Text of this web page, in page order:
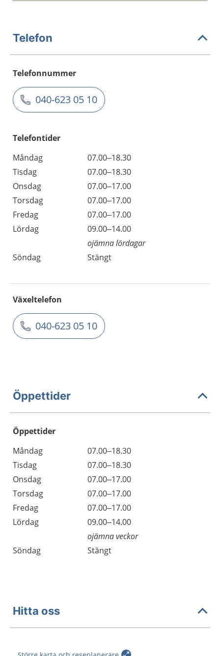
Telefon
Telefonnummer
040-623 05 10
Telefontider
Måndag
07.00–18.30
Tisdag
07.00–18.30
Onsdag
07.00–17.00
Torsdag
07.00–17.00
Fredag
07.00–17.00
Lördag
09.00–14.00
ojämna lördagar
Söndag
Stängt
Växeltelefon
040-623 05 10
Öppettider
Öppettider
Dag
Öppettider
Kommentarer
Måndag
07.00–18.30
Tisdag
07.00–18.30
Onsdag
07.00–17.00
Torsdag
07.00–17.00
Fredag
07.00–17.00
Lördag
09.00–14.00
ojämna veckor
Söndag
Stängt
Hitta oss